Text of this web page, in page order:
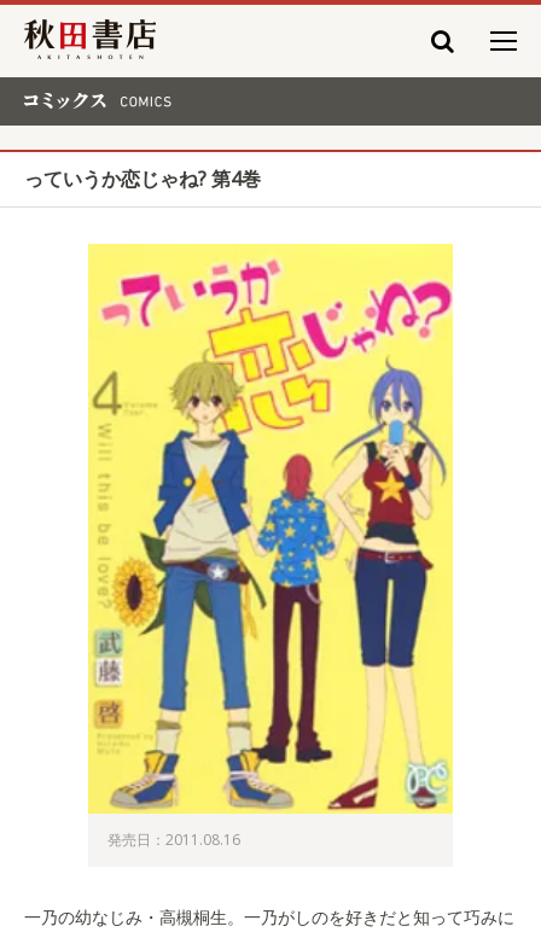
秋田書店
っていうか恋じゃね? 第4巻
発売日：2011.08.16
一乃の幼なじみ・高槻桐生。一乃がしのを好きだと知って巧みに